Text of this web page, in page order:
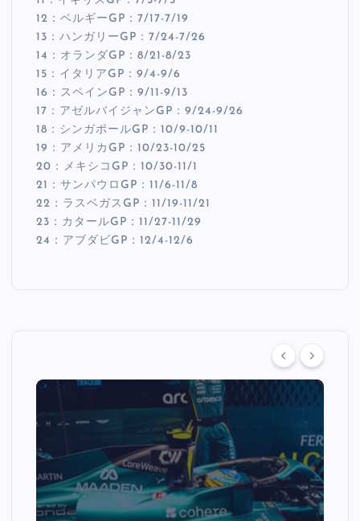
12：ベルギーGP：7/17-7/19
13：ハンガリーGP：7/24-7/26
14：オランダGP：8/21-8/23
15：イタリアGP：9/4-9/6
16：スペインGP：9/11-9/13
17：アゼルバイジャンGP：9/24-9/26
18：シンガポールGP：10/9-10/11
19：アメリカGP：10/23-10/25
20：メキシコGP：10/30-11/1
21：サンパウロGP：11/6-11/8
22：ラスベガスGP：11/19-11/21
23：カタールGP：11/27-11/29
24：アブダビGP：12/4-12/6